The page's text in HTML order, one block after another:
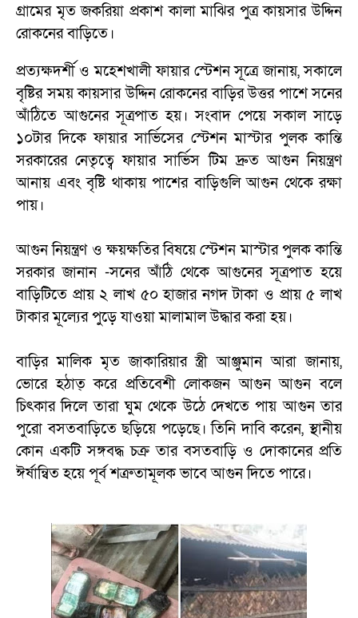
গ্রামের মৃত জকরিয়া প্রকাশ কালা মাঝির পুত্র কায়সার উদ্দিন
রোকনের বাড়িতে।
প্রত্যক্ষদর্শী ও মহেশখালী ফায়ার স্টেশন সূত্রে জানায়, সকালে
বৃষ্টির সময় কায়সার উদ্দিন রোকনের বাড়ির উত্তর পাশে সনের
আঁঠিতে আগুনের সূত্রপাত হয়। সংবাদ পেয়ে সকাল সাড়ে
১০টার দিকে ফায়ার সার্ভিসের স্টেশন মাস্টার পুলক কান্তি
সরকারের নেতৃত্বে ফায়ার সার্ভিস টিম দ্রুত আগুন নিয়ন্ত্রণ
আনায় এবং বৃষ্টি থাকায় পাশের বাড়িগুলি আগুন থেকে রক্ষা
পায়।
আগুন নিয়ন্ত্রণ ও ক্ষয়ক্ষতির বিষয়ে স্টেশন মাস্টার পুলক কান্তি
সরকার জানান -সনের আঁঠি থেকে আগুনের সূত্রপাত হয়ে
বাড়িটিতে প্রায় ২ লাখ ৫০ হাজার নগদ টাকা ও প্রায় ৫ লাখ
টাকার মূল্যের পুড়ে যাওয়া মালামাল উদ্ধার করা হয়।
বাড়ির মালিক মৃত জাকারিয়ার স্ত্রী আঞ্জুমান আরা জানায়,
ভোরে হঠাত্ করে প্রতিবেশী লোকজন আগুন আগুন বলে
চিৎকার দিলে তারা ঘুম থেকে উঠে দেখতে পায় আগুন তার
পুরো বসতবাড়িতে ছড়িয়ে পড়েছে। তিনি দাবি করেন, স্থানীয়
কোন একটি সঙ্গবদ্ধ চক্র তার বসতবাড়ি ও দোকানের প্রতি
ঈর্ষান্বিত হয়ে পূর্ব শত্রুতামূলক ভাবে আগুন দিতে পারে।